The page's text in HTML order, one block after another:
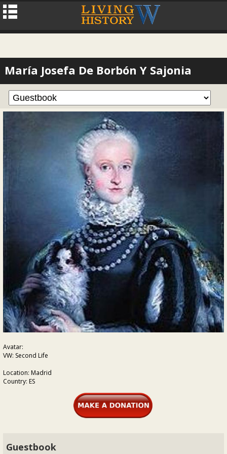
María Josefa De Borbón Y Sajonia
Avatar:
VW: Second Life
Location: Madrid
Country: ES
Guestbook